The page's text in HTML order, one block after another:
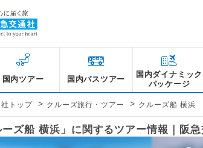
国内ツアー 国内バスツアー
国内ダイナミック
パッケージ
トップ > クルーズ旅行・ツアー > クルーズ船 横浜
ーズ船 横浜」に関するツアー情報｜阪